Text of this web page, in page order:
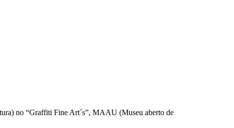
no “Graffiti Fine Art´s”, MAAU (Museu aberto de